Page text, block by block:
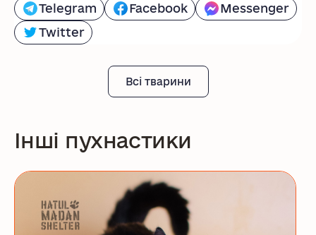
Telegram Facebook
Messenger
Twitter
Всі тварини
Інші пухнастики